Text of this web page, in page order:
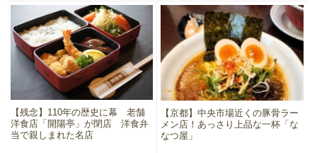
【残念】110年の歴史に幕 老舗
洋食店「開陽亭」が閉店 洋食弁
当で親しまれた名店
【京都】中央市場近くの豚骨ラー
メン店！あっさり上品な一杯「な
なつ屋」